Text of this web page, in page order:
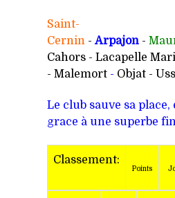
Saint-
Cernin -Arpajon -
Cahors - Lacapelle
- Malemort - Objat -
Le club sauve sa place,
grace à une superbe
Classement:
Points